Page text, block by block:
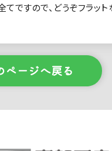
てですので、どうぞフラッ
ページへ戻る